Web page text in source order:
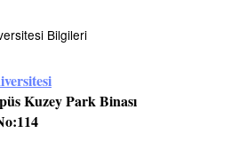
Bilgileri
Kuzey Park Binası